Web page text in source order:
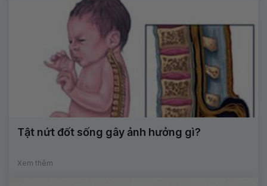
Tật nứt đốt sống gây ảnh hưởng gì?
Xem thêm